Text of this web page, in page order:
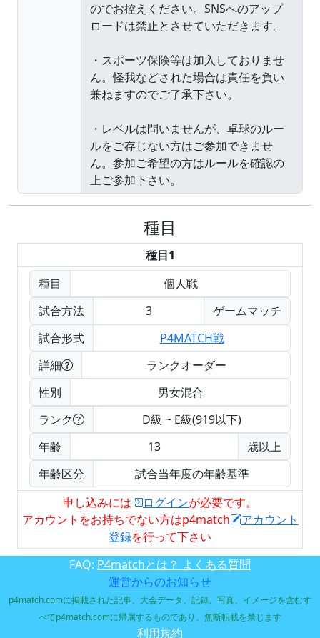
種目
種目1
種目
個人戦
試合方法
3
ゲームマッチ
試合形式
P4MATCH戦
詳細
ランクオーダー
性別
男女混合
ランク
D級 ~ E級(919以下)
年齢
13
歳以上
年齢区分
試合当年度の年齢基準
申し込みには
ログインが必要です。
アカウントをお持ちでない方はp4match
アカウント
登録を行って下さい
FAQ: P4matchとは？ よくある質問
運営からのお知らせ
p4match.comに掲載された記事、大会データ、記録、写真、イメージを含むす
べてp4match.comに帰属するものであり、無断転載を禁じます
利用規約